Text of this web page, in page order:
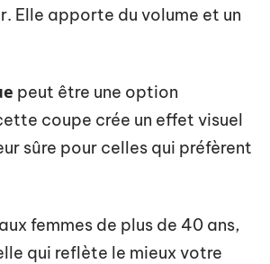
Elle apporte du volume et un
peut être une option
coupe crée un effet visuel
sûre pour celles qui préfèrent
femmes de plus de 40 ans,
qui reflète le mieux votre